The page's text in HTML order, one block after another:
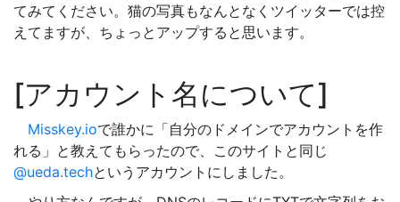
てみてください。猫の写真もなんとなくツイッターでは控
えてますが、ちょっとアップすると思います。
アカウント名について
Misskey.ioで誰かに「自分のドメインでアカウントを作
れる」と教えてもらったので、このサイトと同じ
@ueda.techというアカウントにしました。